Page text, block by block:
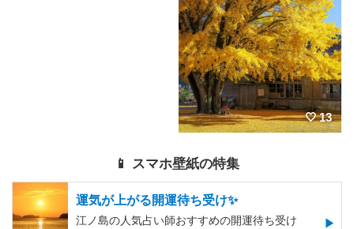
13
📱 スマホ壁紙の特集
運気が上がる開運待ち受け✨
江ノ島の人気占い師おすすめの開運待ち受け